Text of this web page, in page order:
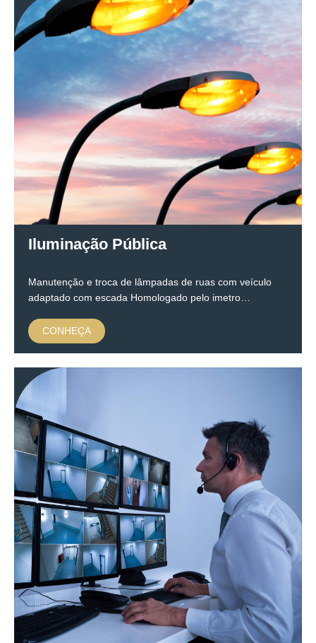
Iluminação Pública
Manutenção e troca de lâmpadas de ruas com veículo
adaptado com escada Homologado pelo imetro…
CONHEÇA